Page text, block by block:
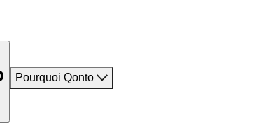
Pourquoi Qonto